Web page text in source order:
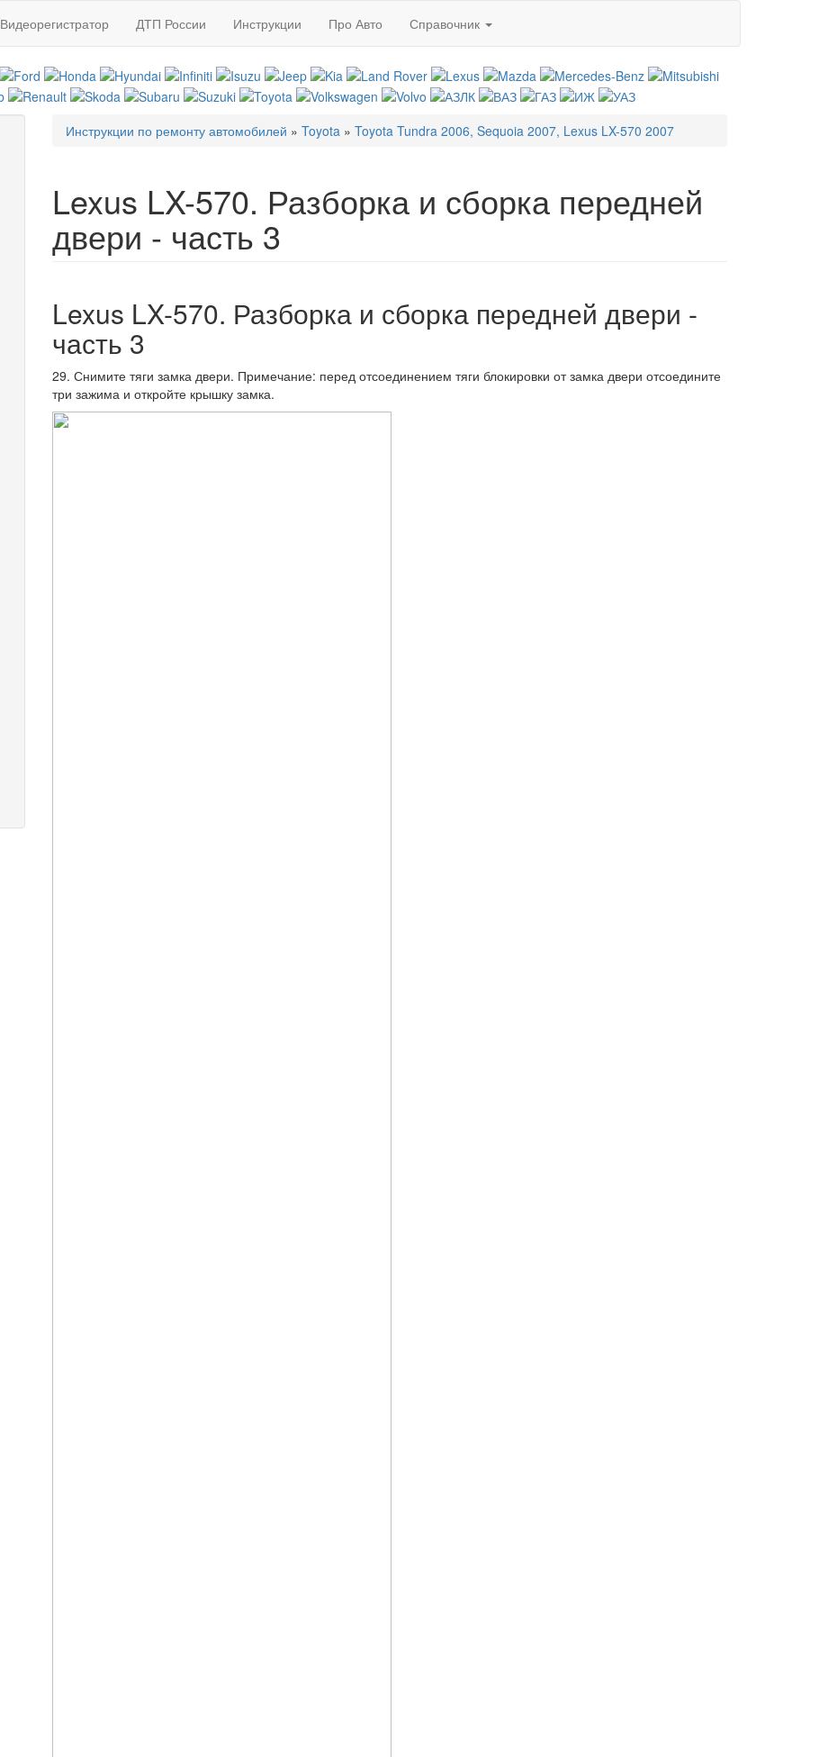
Видеорегистратор ДТП России Инструкции Про Авто Справочник
Вы здесь
Инструкции по ремонту автомобилей » Toyota » Toyota Tundra 2006, Sequoia 2007, Lexus LX-570 2007
Lexus LX-570. Разборка и сборка передней
двери - часть 3
Lexus LX-570. Разборка и сборка передней двери -
часть 3
29. Снимите тяги замка двери. Примечание: перед отсоединением тяги блокировки от замка двери отсоедините
три зажима и откройте крышку замка.